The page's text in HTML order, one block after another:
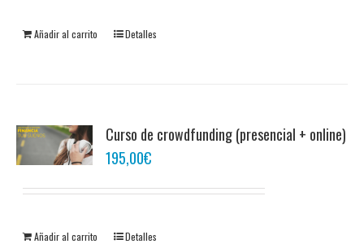
Añadir al carrito Detalles
Curso de crowdfunding (presencial + online)
195,00€
Añadir al carrito Detalles